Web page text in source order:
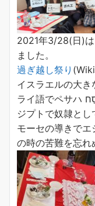
2021年3/28(日)
ました。
過ぎ越し祭り
イスラエルの大
ライ語でペサハ
ジプトで奴隷とし
モーセの導きで
の時の苦難を忘れ